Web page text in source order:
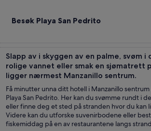
Besøk Playa San Pedrito
Slapp av i skyggen av en palme, svøm i
rolige vannet eller smak en sjømatrett
ligger nærmest Manzanillo sentrum.
Få minutter unna ditt hotell i Manzanillo
Playa San Pedrito. Her kan du svømme rundt i
eller finne deg et sted på stranden hvor du kan
Videre kan du utforske suvenirbodene eller
fiskemiddag på en av restaurantene langs